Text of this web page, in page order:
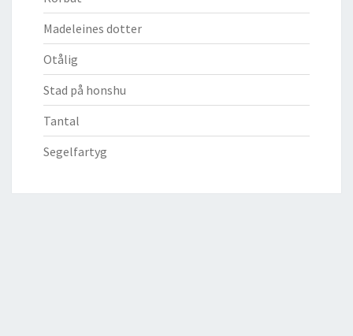
Madeleines dotter
Otålig
Stad på honshu
Tantal
Segelfartyg